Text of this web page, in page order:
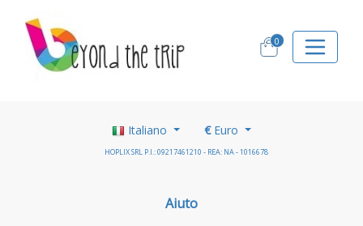
0
Italiano €Euro
HOPLIX SRL P.I.: 09217461210 - REA: NA - 1016678
Aiuto